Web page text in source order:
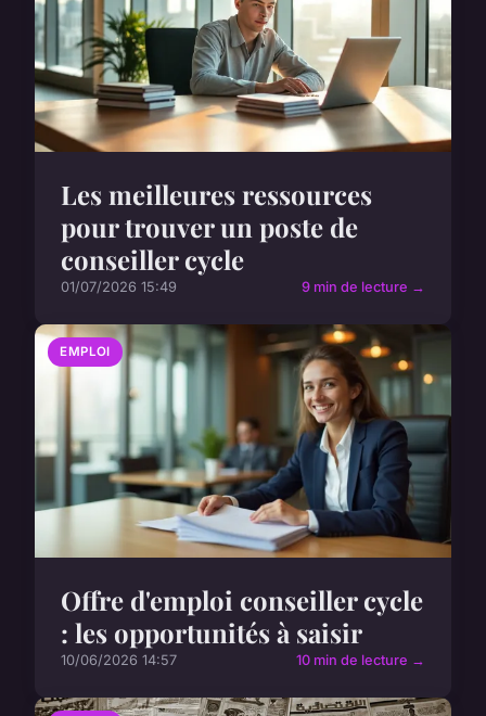
Les meilleures ressources
pour trouver un poste de
conseiller cycle
01/07/2026 15:49 9 min de lecture →
EMPLOI
Offre d'emploi conseiller cycle
: les opportunités à saisir
10/06/2026 14:57 10 min de lecture →